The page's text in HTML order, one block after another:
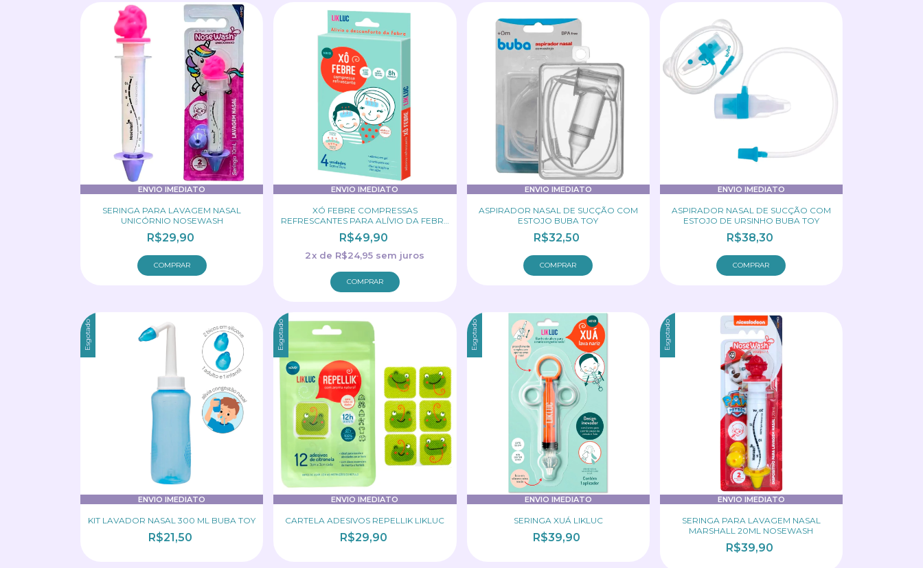
ENVIO IMEDIATO
SERINGA PARA LAVAGEM NASAL
UNICÓRNIO NOSEWASH
R$29,90
ENVIO IMEDIATO
XÓ FEBRE COMPRESSAS
REFRESCANTES PARA ALÍVIO DA FEBRE
LIKLUC
R$49,90
2x de R$24,95 sem juros
ENVIO IMEDIATO
ASPIRADOR NASAL DE SUCÇÃO COM
ESTOJO BUBA TOY
R$32,50
ENVIO IMEDIATO
ASPIRADOR NASAL DE SUCÇÃO COM
ESTOJO DE URSINHO BUBA TOY
R$38,30
Esgotado
ENVIO IMEDIATO
KIT LAVADOR NASAL 300 ML BUBA TOY
R$21,50
Esgotado
ENVIO IMEDIATO
CARTELA ADESIVOS REPELLIK LIKLUC
R$29,90
Esgotado
ENVIO IMEDIATO
SERINGA XUÁ LIKLUC
R$39,90
Esgotado
ENVIO IMEDIATO
SERINGA PARA LAVAGEM NASAL
MARSHALL 20ML NOSEWASH
R$39,90